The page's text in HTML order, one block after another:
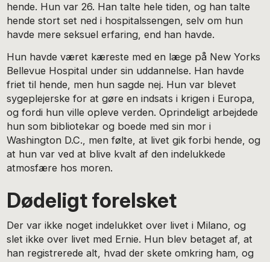
hende. Hun var 26. Han talte hele tiden, og han talte
hende stort set ned i hospitalssengen, selv om hun
havde mere seksuel erfaring, end han havde.
Hun havde været kæreste med en læge på New Yorks
Bellevue Hospital under sin uddannelse. Han havde
friet til hende, men hun sagde nej. Hun var blevet
sygeplejerske for at gøre en indsats i krigen i Europa,
og fordi hun ville opleve verden. Oprindeligt arbejdede
hun som bibliotekar og boede med sin mor i
Washington D.C., men følte, at livet gik forbi hende, og
at hun var ved at blive kvalt af den indelukkede
atmosfære hos moren.
Dødeligt forelsket
Der var ikke noget indelukket over livet i Milano, og
slet ikke over livet med Ernie. Hun blev betaget af, at
han registrerede alt, hvad der skete omkring ham, og